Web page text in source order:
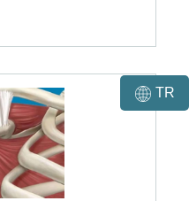
TR